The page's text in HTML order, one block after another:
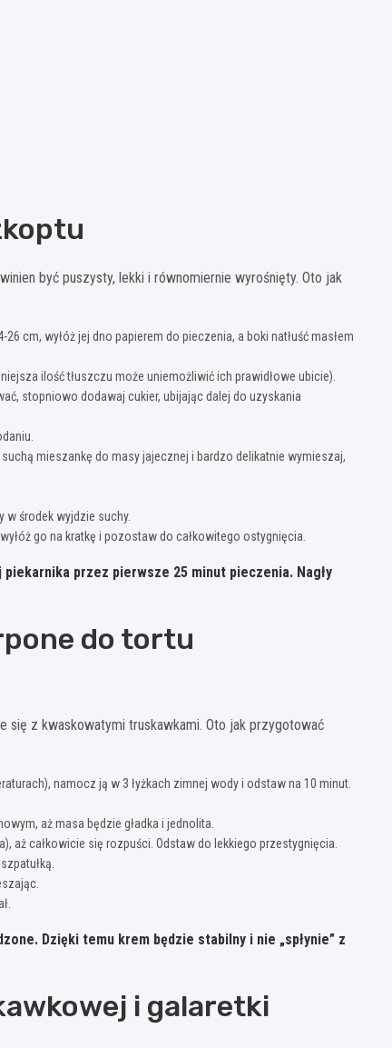
być puszysty, lekki i równomiernie wyrośnięty. Oto jak
cm, wyłóż jej dno papierem do pieczenia, a boki natłuść masłem
ilość tłuszczu może uniemożliwić ich prawidłowe ubicie).
stopniowo dodawaj cukier, ubijając dalej do uzyskania
mieszankę do masy jajecznej i bardzo delikatnie wymieszaj,
w środek wyjdzie suchy.
go na kratkę i pozostaw do całkowitego ostygnięcia.
przez pierwsze 25 minut pieczenia. Nagły
do tortu
się z kwaskowatymi truskawkami. Oto jak przygotować
namocz ją w 3 łyżkach zimnej wody i odstaw na 10 minut.
aż masa będzie gładka i jednolita.
aż całkowicie się rozpuści. Odstaw do lekkiego przestygnięcia.
Dzięki temu krem będzie stabilny i nie „spłynie” z
i galaretki